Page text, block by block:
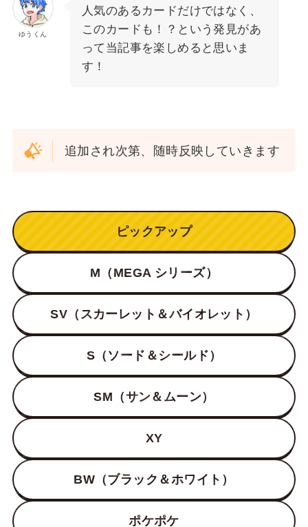
ゆうくん
人気のあるカードだけではなく、
このカードも！？という発見があ
って当記事を楽しめると思いま
す！
追加され次第、随時反映していきます
ピックアップ
M（MEGA シリーズ）
SV（スカーレット＆バイオレット）
S（ソード＆シールド）
SM（サン＆ムーン）
XY
BW（ブラック＆ホワイト）
ポケポケ